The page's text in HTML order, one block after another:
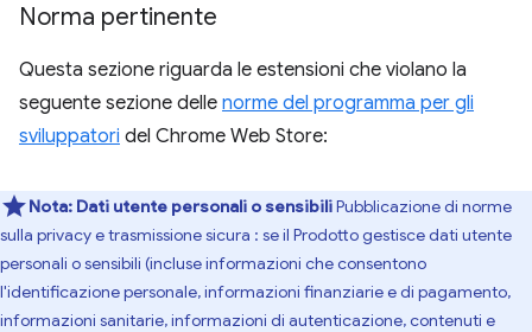
Norma pertinente
Questa sezione riguarda le estensioni che violano la
seguente sezione delle norme del programma per gli
sviluppatori del Chrome Web Store:
Nota: Dati utente personali o sensibiliPubblicazione di norme
sulla privacy e trasmissione sicura : se il Prodotto gestisce dati utente
personali o sensibili (incluse informazioni che consentono
l'identificazione personale, informazioni finanziarie e di pagamento,
informazioni sanitarie, informazioni di autenticazione, contenuti e